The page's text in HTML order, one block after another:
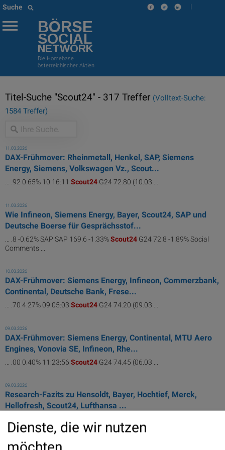
Suche |
BÖRSE
SOCIAL
NETWORK
Die Homebase
österreichischer Aktien
Titel-Suche "Scout24" - 317 Treffer (Volltext-Suche:
1584 Treffer)
11.03.2026
DAX-Frühmover: Rheinmetall, Henkel, SAP, Siemens
Energy, Siemens, Volkswagen Vz., Scout...
... .92 0.65% 10:16:11 Scout24 G24 72.80 (10.03 ...
11.03.2026
Wie Infineon, Siemens Energy, Bayer, Scout24, SAP und
Deutsche Boerse für Gesprächsstof...
... .8 -0.62% SAP SAP 169.6 -1.33%Scout24 G24 72.8 -1.89% Social
Comments ...
10.03.2026
DAX-Frühmover: Siemens Energy, Infineon, Commerzbank,
Continental, Deutsche Bank, Frese...
... .70 4.27% 09:05:03 Scout24 G24 74.20 (09.03 ...
09.03.2026
DAX-Frühmover: Siemens Energy, Continental, MTU Aero
Engines, Vonovia SE, Infineon, Rhe...
... .00 0.40% 11:23:56 Scout24 G24 74.45 (06.03 ...
09.03.2026
Research-Fazits zu Hensoldt, Bayer, Hochtief, Merck,
Hellofresh, Scout24, Lufthansa ...
... EURO JEFFERIES SENKT ZIEL FÜR
07.03.2026
Dienste, die wir nutzen